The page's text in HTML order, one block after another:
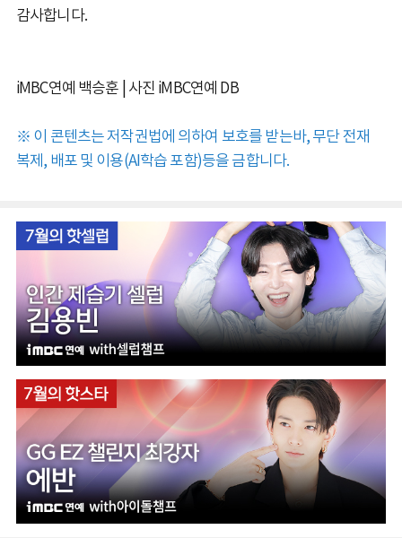
감사합니다.
iMBC연예 백승훈 | 사진 iMBC연예 DB
※ 이 콘텐츠는 저작권법에 의하여 보호를 받는바, 무단 전재
복제, 배포 및 이용(AI학습 포함)등을 금합니다.